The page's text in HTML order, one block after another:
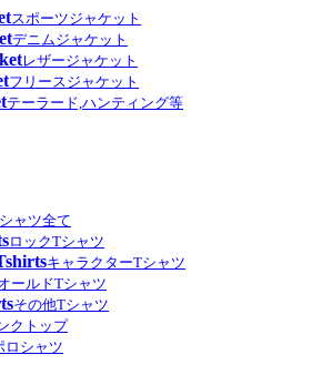
スポーツジャケット
デニムジャケット
レザージャケット
フリースジャケット
テーラード,ハンティング等
ャツ全て
ロックTシャツ
キャラクターTシャツ
ールドTシャツ
その他Tシャツ
クトップ
ロシャツ